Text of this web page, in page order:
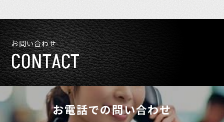
お問い合わせ
CONTACT
お電話での問い合わせ